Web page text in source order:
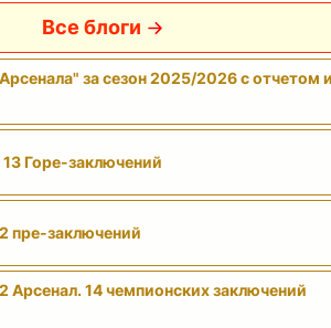
Все блоги
за сезон 2025/2026 с отчетом и
Горе-заключений
пре-заключений
Арсенал. 14 чемпионских заключений